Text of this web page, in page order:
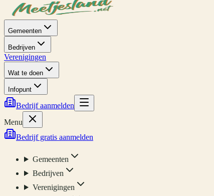
Gemeenten
Bedrijven
Verenigingen
Wat te doen
Infopunt
Bedrijf aanmelden
Menu
Bedrijf gratis aanmelden
Gemeenten
Bedrijven
Verenigingen